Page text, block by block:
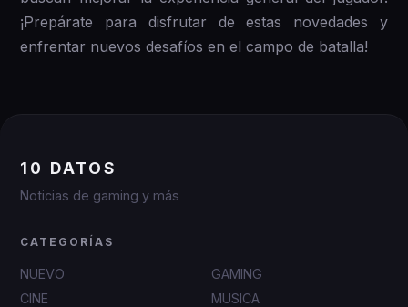
¡Prepárate para disfrutar de estas novedades y
enfrentar nuevos desafíos en el campo de batalla!
10 DATOS
Noticias de gaming y más
CATEGORÍAS
NUEVO
GAMING
CINE
MUSICA